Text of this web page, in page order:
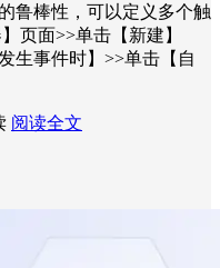
鲁棒性，可以定义多个触
页面>>单击【新建】
生事件时】>>单击【自
阅读全文